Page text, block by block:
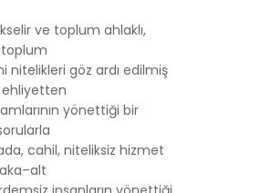
ve toplum ahlaklı,
toplum
nitelikleri göz ardı edilmiş
yönettiği bir
cahil, niteliksiz hizmet